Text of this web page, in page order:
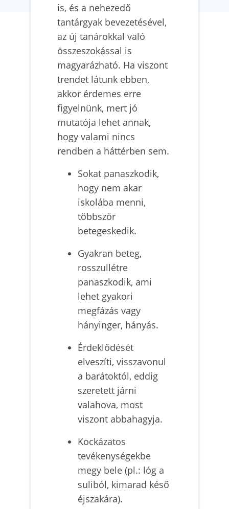
is, és a nehezedő
tantárgyak bevezetésével,
az új tanárokkal való
összeszokással is
magyarázható. Ha viszont
trendet látunk ebben,
akkor érdemes erre
figyelnünk, mert jó
mutatója lehet annak,
hogy valami nincs
rendben a háttérben sem.
Sokat panaszkodik,
hogy nem akar
iskolába menni,
többször
betegeskedik.
Gyakran beteg,
rosszullétre
panaszkodik, ami
lehet gyakori
megfázás vagy
hányinger, hányás.
Érdeklődését
elveszíti, visszavonul
a barátoktól, eddig
szeretett járni
valahova, most
viszont abbahagyja.
Kockázatos
tevékenységekbe
megy bele (pl.: lóg a
suliból, kimarad késő
éjszakára).